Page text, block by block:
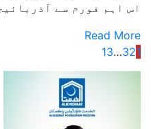
اس اہم فورم سے
Read More
1
2
3
…
13